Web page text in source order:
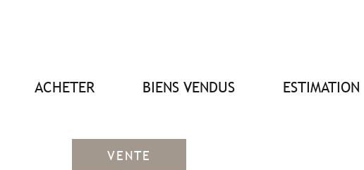
ACHETER BIENS VENDUS ESTIMATION
VENTE